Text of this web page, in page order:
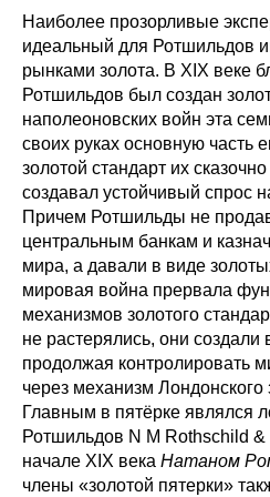
Наиболее прозорливые
идеальный для Ротшильдов
рынками золота. В XIX веке
Ротшильдов был создан
наполеоновских войн эта
своих руках основную часть
золотой стандарт их
создавал устойчивый спрос
Причем Ротшильды не
центральным банкам и
мира, а давали в виде
мировая война прервала
механизмов золотого
не растерялись, они создали
продолжая контролировать
через механизм Лондонского
Главным в пятёрке являлся
Ротшильдов N M Rothschild
начале XIX века Натаном
члены «золотой пятерки»